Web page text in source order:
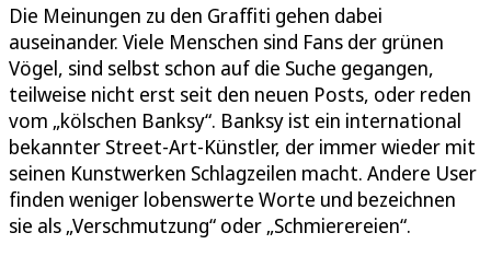
Die Meinungen zu den Graffiti gehen dabei
auseinander. Viele Menschen sind Fans der grünen
Vögel, sind selbst schon auf die Suche gegangen,
teilweise nicht erst seit den neuen Posts, oder reden
vom „kölschen Banksy“. Banksy ist ein international
bekannter Street-Art-Künstler, der immer wieder mit
seinen Kunstwerken Schlagzeilen macht. Andere User
finden weniger lobenswerte Worte und bezeichnen
sie als „Verschmutzung“ oder „Schmierereien“.